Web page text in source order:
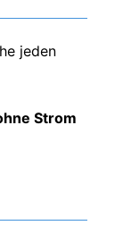
jeden
Strom